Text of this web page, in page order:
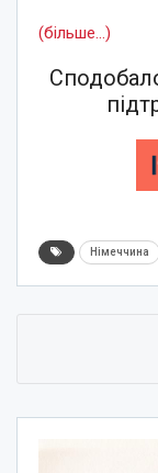
(більше…)
Німеччина